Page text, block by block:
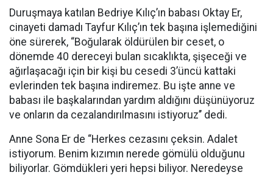
Duruşmaya katılan Bedriye Kılıç’ın babası Oktay Er,
cinayeti damadı Tayfur Kılıç’ın tek başına işlemediğini
öne sürerek, “Boğularak öldürülen bir ceset, o
dönemde 40 dereceyi bulan sıcaklıkta, şişeceği ve
ağırlaşacağı için bir kişi bu cesedi 3’üncü kattaki
evlerinden tek başına indiremez. Bu işte anne ve
babası ile başkalarından yardım aldığını düşünüyoruz
ve onların da cezalandırılmasını istiyoruz’’ dedi.
Anne Sona Er de “Herkes cezasını çeksin. Adalet
istiyorum. Benim kızımın nerede gömülü olduğunu
biliyorlar. Gömdükleri yeri hepsi biliyor. Neredeyse